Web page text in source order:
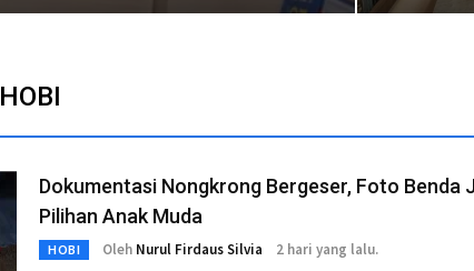
HOBI
Dokumentasi Nongkrong Bergeser, Foto Benda
Pilihan Anak Muda
HOBI Oleh Nurul Firdaus Silvia 2 hari yang lalu.